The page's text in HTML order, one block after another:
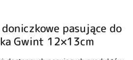
pasujące do
Gwint 12×13cm